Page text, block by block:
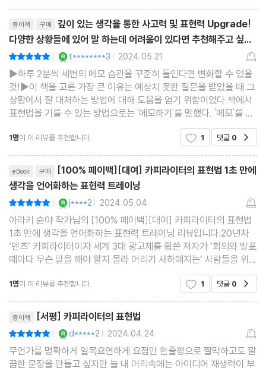
표현력을 기르기 위한 6단계 메모법
제한 시간은 1장당 2분, 하루에 3장까지
자투리 시간 활용하기
말의 해상도 높이기
메모가 주는 또 다른 이점
4장 12가지 상황별 표현력 트레이닝
다양한 질문에 함께 답하며 실천해보기
[회의] 지금 우리 팀의 문제는 무엇인가?
[리더십] 팀을 어떻게 관리하면 좋을까?
[협업] 클라이언트의 고민을 어떻게 해결할까?
[사내 프레젠테이션] 이 기획의 핵심은 무엇인가?
[기획서] 내용이 잘 전달되는 기획서를 작성하려면?
[일정 관리] 어떻게 하면 작업 속도를 높일 수 있을까?
[보고·연락·상담] 문제가 생겼을 때 어떻게 처리해야 할까?
[자아 성찰] 내가 정말로 하고 싶은 일은 무엇인가?
[이직] 왜 회사를 옮기고 싶은가?
[독학] 영어 공부를 왜 하는가?
종이책 구매
깊이 있는 생각을 통한 사고력 및 표현력 Upgrade!
다양한 상황들에 있어 말 하는데 어려움이 있다면 추천해주고 싶은
책!
| t********3 | 2024.05.21
▶하루 2분씩 세번의 메모 습관을 꾸준히 들인다면 변화할 수 있을
것!▶이 책을 고른 가장 큰 이유는 예상치 못한 질문을 받았을 때 그
상황에서 잘 대처하는 방법에 대해 도움을 얻기 위함이었다.책에서
표현법을 기를 수 있는 방법으로는 '메모하기'를 말했다. '메모'를 통
해 말하는 능력을 기를 수 있다? 믿을 수 없었다.새로운 정보를 얻었
을 때만 메모했지, 생각을 정리하고자 메모
1명이 이 리뷰를 추천합니다. 1 댓글 0
eBook 구매
[100% 페이백][대여] 카피라이터의 표현법 1초 만에
생각을 언어화하는 표현력 트레이닝
| j****2 | 2024.05.04
아라키 슌야 작가님의 [100% 페이백][대여] 카피라이터의 표현법
1초 만에 생각을 언어화하는 표현력 트레이닝 리뷰입니다.20년차
‘덴츠’ 카피라이터이자 세계 3대 광고제를 휩쓴 저자가 ‘회의와 발표
때마다 무슨 말을 해야 할지 몰라 머리가 새하얘지는’ 사람들을 위해
자신이 실제로 광고를 구상할 때 활용하는 표현력 트레이닝을 소개
합니다. 종이와 펜만 있으면 하루 6분으로 끝
1명이 이 리뷰를 추천합니다. 1 댓글 0
종이책 [서평] 카피라이터의 표현법
| d*****2 | 2024.04.24
무언가를 명확하게 일목요연하게 요점만 한줄평으로 짤막하고도 깔
끔한 문장을 만들고 싶지만 늘 내 머리속에는 아이디어 재생력이 부